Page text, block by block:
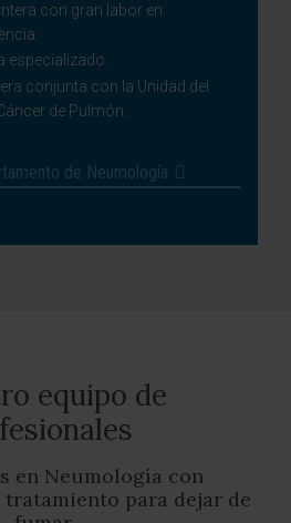
con gran labor en
especializado.
conjunta con la Unidad del
de Pulmón.
de Neumología
equipo de
en Neumología con
para dejar de